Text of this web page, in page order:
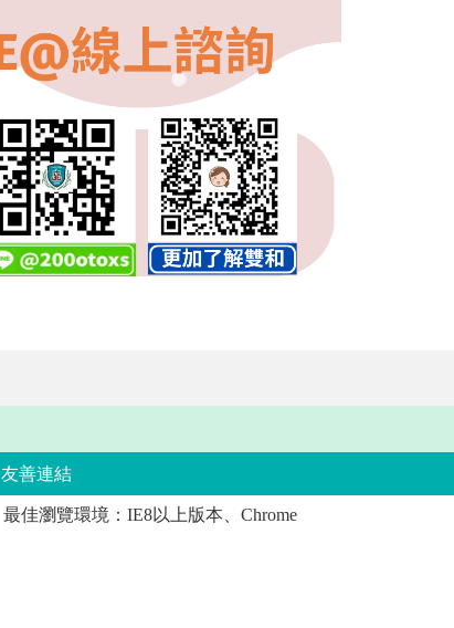
友善連結
最佳瀏覽環境：IE8以上版本、Chrome